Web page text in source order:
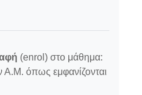
(enrol) στο μάθημα:
Α.Μ. όπως εμφανίζονται